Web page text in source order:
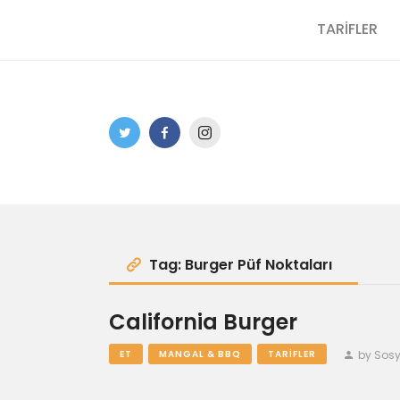
TARİFLER
Tag: Burger Püf Noktaları
California Burger
ET MANGAL & BBQ TARIFLER by Sosy